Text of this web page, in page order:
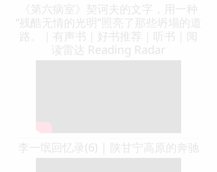
《第六病室》契诃夫的文字，用一种
“残酷无情的光明”照亮了那些坍塌的道
路。｜有声书｜好书推荐｜听书｜阅
读雷达 Reading Radar
李一氓回忆录(6) | 陕甘宁高原的奔驰